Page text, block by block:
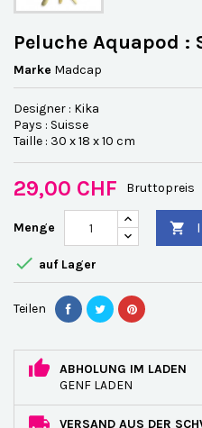
Peluche Aquapod :
Marke Madcap
Designer : Kika
Pays : Suisse
Taille : 30 x 18 x 10 cm
29,00 CHF Bruttopreis
Menge 
 auf Lager
Teilen
ABHOLUNG IM LADEN
GENF LADEN
VERSAND AUS DER